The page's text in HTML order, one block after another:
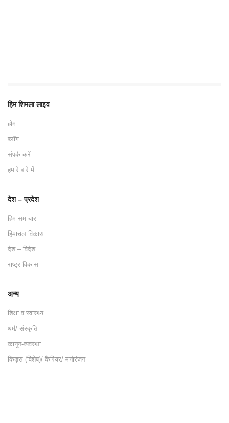
हिम शिमला लाइव
होम
ब्लॉग
संपर्क करें
हमारे बारे में…
देश – प्रदेश
हिम समाचार
हिमाचल विकास
देश – विदेश
राष्ट्र विकास
अन्य
शिक्षा व स्वास्थ्य
धर्म/ संस्कृति
कानून-व्यवस्था
किड्स (विशेष)/ कैरियर/ मनोरंजन